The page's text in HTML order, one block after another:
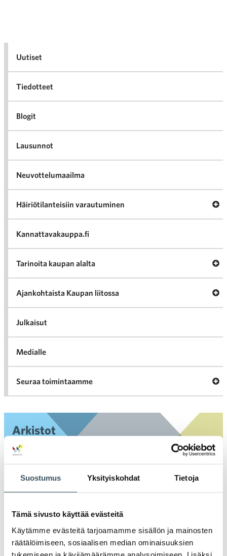
Suostumus Yksityiskohdat Tietoja
Tämä sivusto käyttää evästeitä
Käytämme evästeitä tarjoamamme sisällön ja mainosten
räätälöimiseen, sosiaalisen median ominaisuuksien
Uutiset
Tiedotteet
Blogit
Lausunnot
Neuvottelumaailma
Häiriötilanteisiin varautuminen
Kannattavakauppa.fi
Tarinoita kaupan alalta
Ajankohtaista Kaupan liitossa
Julkaisut
Medialle
Seuraa toimintaamme
Arkistot
2024
2023